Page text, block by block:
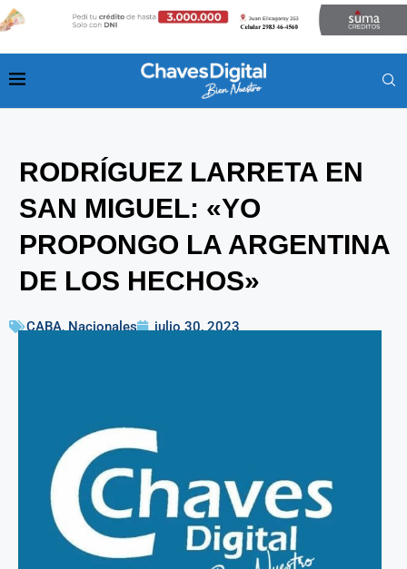
RODRÍGUEZ LARRETA EN
SAN MIGUEL: «YO
PROPONGO LA ARGENTINA
DE LOS HECHOS»
CABA, Nacionales julio 30, 2023